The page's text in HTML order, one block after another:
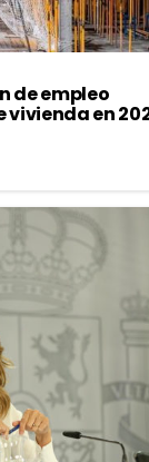
de empleo
en